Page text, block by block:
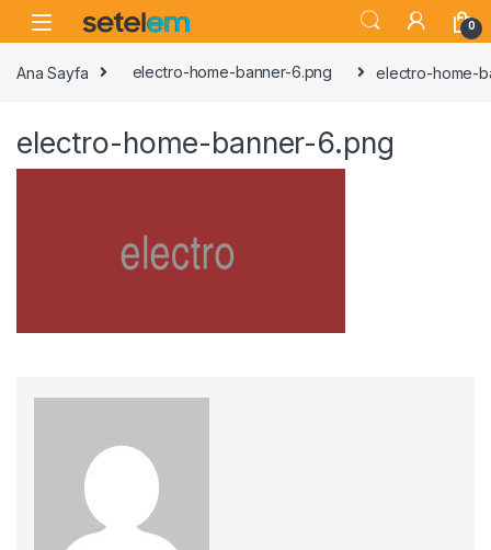
Skip to navigation
Skip to content
0
Ana Sayfa electro-home-banner-6.png electro-home-
electro-home-banner-6.png